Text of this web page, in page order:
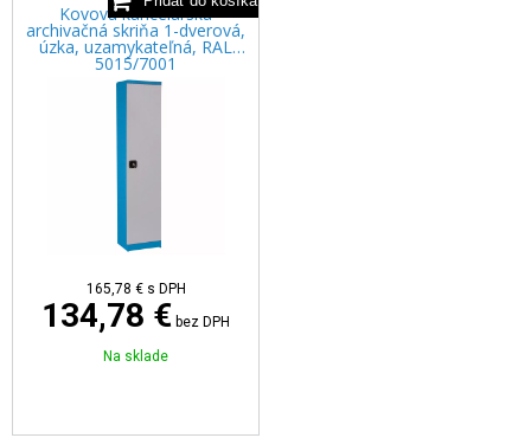
Kovová kancelárska
archivačná skriňa 1-dverová,
úzka, uzamykateľná, RAL
5015/7001
165,78 € s DPH
134,78 € bez DPH
Na sklade